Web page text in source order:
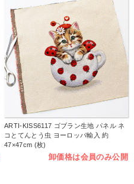
ARTI-KISS6117 ゴブラン生地 パネル ネ
コとてんとう虫 ヨーロッパ輸入 約
47×47cm (枚)
卸価格は会員のみ公開